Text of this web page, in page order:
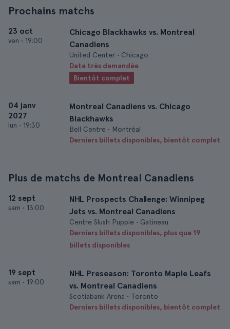
Prochains matchs
23 oct
ven • 19:00
Chicago Blackhawks vs. Montreal
Canadiens
United Center • Chicago
Date très demandée
Bientôt complet
04 janv
2027
lun • 19:30
Montreal Canadiens vs. Chicago
Blackhawks
Bell Centre • Montréal
Derniers billets disponibles, bientôt complet
Plus de matchs de Montreal Canadiens
12 sept
sam • 13:00
NHL Prospects Challenge: Winnipeg
Jets vs. Montreal Canadiens
Centre Slush Puppie • Gatineau
Derniers billets disponibles, plus que 19
billets disponibles
19 sept
sam • 19:00
NHL Preseason: Toronto Maple Leafs
vs. Montreal Canadiens
Scotiabank Arena • Toronto
Derniers billets disponibles, bientôt complet